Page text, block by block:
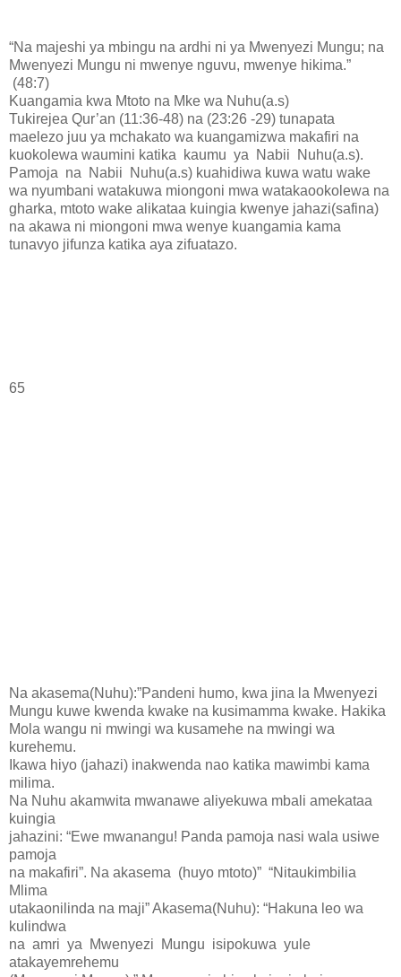
“Na majeshi ya mbingu na ardhi ni ya Mwenyezi Mungu; na
Mwenyezi Mungu ni mwenye nguvu, mwenye hikima.”
(48:7)
Kuangamia kwa Mtoto na Mke wa Nuhu(a.s)
Tukirejea Qur’an (11:36-48) na (23:26 -29) tunapata
maelezo juu ya mchakato wa kuangamizwa makafiri na
kuokolewa waumini katika kaumu ya Nabii Nuhu(a.s).
Pamoja na Nabii Nuhu(a.s) kuahidiwa kuwa watu wake
wa nyumbani watakuwa miongoni mwa watakaookolewa na
gharka, mtoto wake alikataa kuingia kwenye jahazi(safina)
na akawa ni miongoni mwa wenye kuangamia kama
tunavyo jifunza katika aya zifuatazo.
65
Na akasema(Nuhu):”Pandeni humo, kwa jina la Mwenyezi
Mungu kuwe kwenda kwake na kusimamma kwake. Hakika
Mola wangu ni mwingi wa kusamehe na mwingi wa
kurehemu.
Ikawa hiyo (jahazi) inakwenda nao katika mawimbi kama
milima.
Na Nuhu akamwita mwanawe aliyekuwa mbali amekataa
kuingia
jahazini: “Ewe mwanangu! Panda pamoja nasi wala usiwe
pamoja
na makafiri”. Na akasema (huyo mtoto)” “Nitaukimbilia
Mlima
utakaonilinda na maji” Akasema(Nuhu): “Hakuna leo wa
kulindwa
na amri ya Mwenyezi Mungu isipokuwa yule
atakayemrehemu